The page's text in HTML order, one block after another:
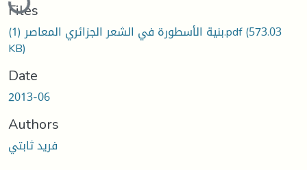
Files
بنية الأسطورة في الشعر الجزائري المعاصر (1).pdf(573.03
KB)
Date
2013-06
Authors
فريد ثابتي